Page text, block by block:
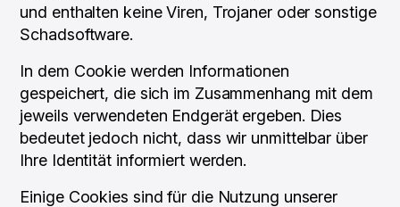
und enthalten keine Viren, Trojaner oder sonstige
Schadsoftware.
In dem Cookie werden Informationen
gespeichert, die sich im Zusammenhang mit dem
jeweils verwendeten Endgerät ergeben. Dies
bedeutet jedoch nicht, dass wir unmittelbar über
Ihre Identität informiert werden.
Einige Cookies sind für die Nutzung unserer